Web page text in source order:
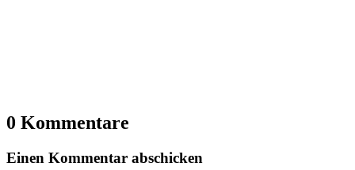
0 Kommentare
Einen Kommentar abschicken